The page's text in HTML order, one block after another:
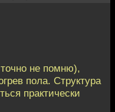
не помню),
пола. Структура
практически